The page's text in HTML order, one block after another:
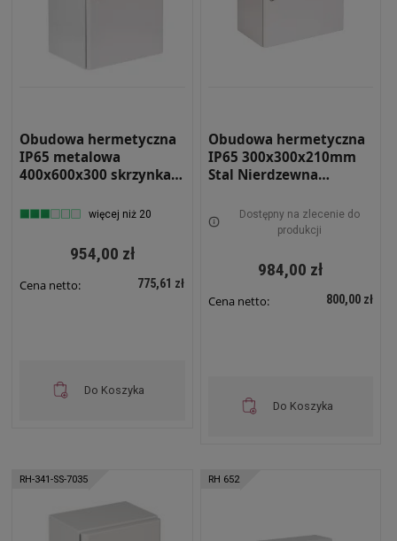
Obudowa hermetyczna
IP65 metalowa
400x600x300 skrzynka
więcej niż 20
954,00 zł
Cena netto: 775,61 zł
Do Koszyka
Obudowa hermetyczna
IP65 300x300x210mm
Stal Nierdzewna
płytą montażową RH-
332-SS-7035 Szafa
Dostępny na zlecenie do
produkcji
984,00 zł
Cena netto: 800,00 zł
Do Koszyka
RH-341-SS-7035 RH 652